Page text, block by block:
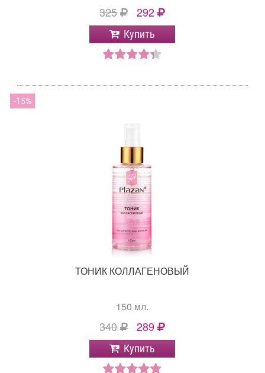
325 292
Купить
15
ТОНИК КОЛЛАГЕНОВЫЙ
150 мл.
340 289
Купить